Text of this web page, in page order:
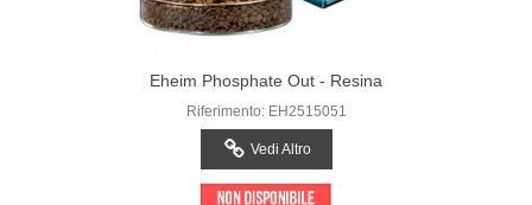
Eheim Phosphate Out - Resina
Riferimento: EH2515051
Vedi Altro